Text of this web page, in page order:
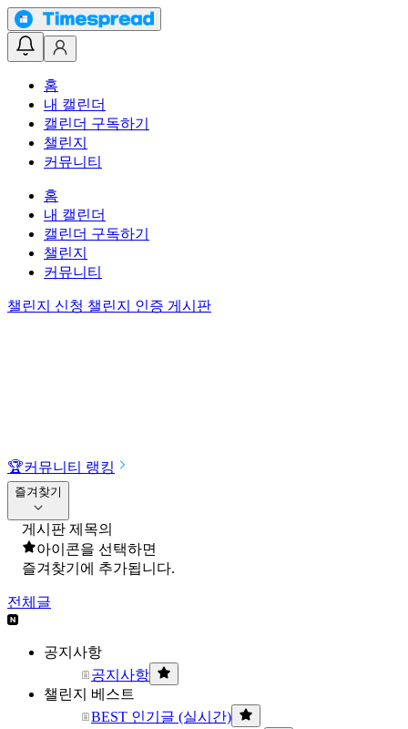
홈
내 캘린더
캘린더 구독하기
챌린지
커뮤니티
홈
내 캘린더
캘린더 구독하기
챌린지
커뮤니티
챌린지 신청 챌린지 인증 게시판
🏆커뮤니티 랭킹
즐겨찾기
게시판 제목의
아이콘을 선택하면
즐겨찾기에 추가됩니다.
전체글
공지사항
공지사항
챌린지 베스트
BEST 인기글 (실시간)